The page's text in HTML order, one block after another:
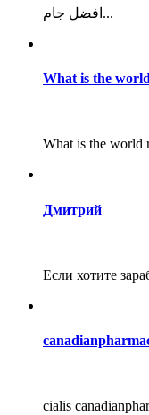
افضل جام...
What is the
What is the world
Дмитрий
Если хотите
cialis